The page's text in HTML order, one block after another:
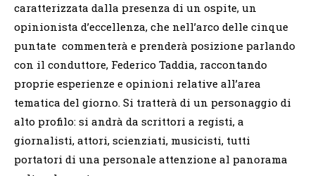
caratterizzata dalla presenza di un ospite, un
opinionista d’eccellenza, che nell’arco delle cinque
puntate commenterà e prenderà posizione parlando
con il conduttore, Federico Taddia, raccontando
proprie esperienze e opinioni relative all’area
tematica del giorno. Si tratterà di un personaggio di
alto profilo: si andrà da scrittori a registi, a
giornalisti, attori, scienziati, musicisti, tutti
portatori di una personale attenzione al panorama